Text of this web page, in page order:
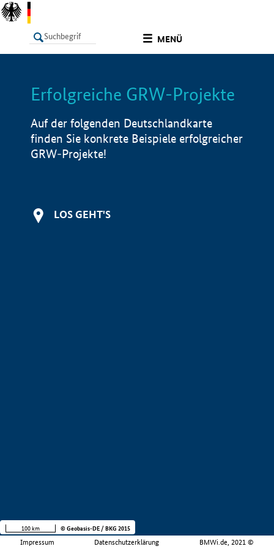
MENÜ
LISTE Info
Erfolgreiche GRW-Projekte
Auf der folgenden Deutschlandkarte
finden Sie konkrete Beispiele erfolgreicher
GRW-Projekte!
LOS GEHT'S
Impressum Datenschutzerklärung BMWi.de, 2021 ©
100 km © Geobasis-DE / BKG 2015